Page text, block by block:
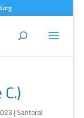
|Santoral